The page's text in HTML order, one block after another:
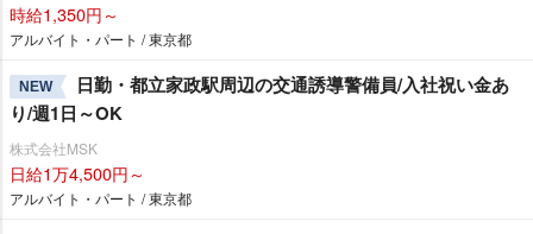
時給1,350円～
アルバイト・パート / 東京都
NEW
日勤・都立家政駅周辺の交通誘導警備員/入社祝い金あ
り/週1日～OK
株式会社MSK
日給1万4,500円～
アルバイト・パート / 東京都